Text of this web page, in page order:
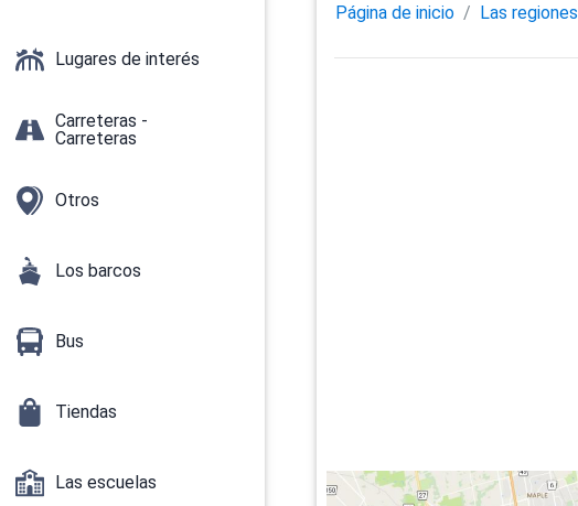
Lugares de interés
Carreteras -
Carreteras
Otros
Los barcos
Bus
Tiendas
Las escuelas
Página de inicio Las regiones